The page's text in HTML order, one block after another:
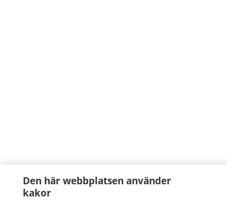
Den här webbplatsen använder
kakor